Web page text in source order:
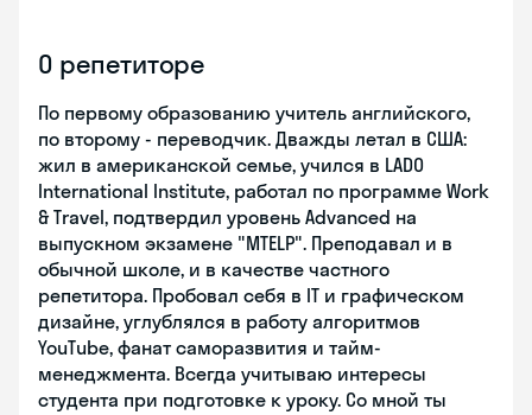
О репетиторе
По первому образованию учитель английского,
по второму - переводчик. Дважды летал в США:
жил в американской семье, учился в LADO
International Institute, работал по программе Work
& Travel, подтвердил уровень Advanced на
выпускном экзамене "MTELP". Преподавал и в
обычной школе, и в качестве частного
репетитора. Пробовал себя в IT и графическом
дизайне, углублялся в работу алгоритмов
YouTube, фанат саморазвития и тайм-
менеджмента. Всегда учитываю интересы
студента при подготовке к уроку. Со мной ты